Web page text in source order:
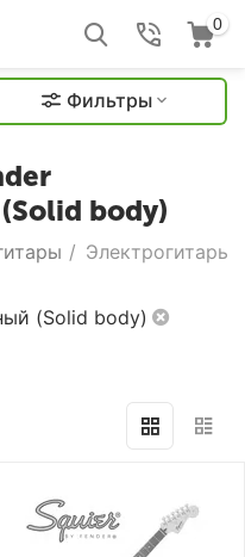
0
Фильтры
body)
/ Электрогитары
(Solid body)